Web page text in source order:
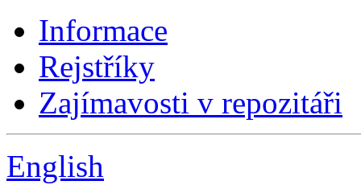
Informace
Rejstříky
Zajímavosti v repozitáři
English